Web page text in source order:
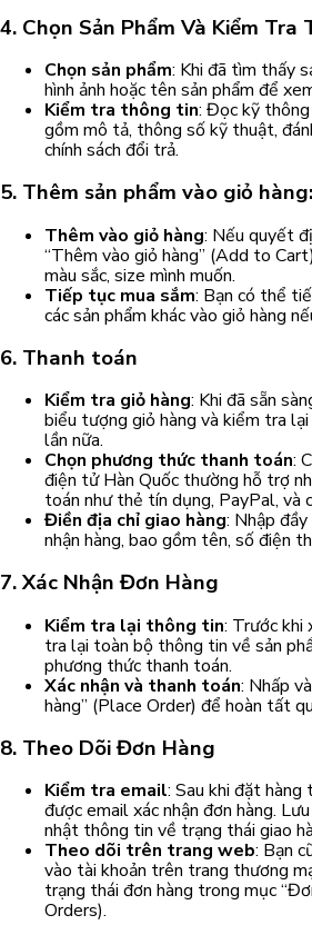
4. Chọn Sản Phẩm Và Kiểm Tra
Chọn sản phẩm: Khi đã tìm thấy
hình ảnh hoặc tên sản phẩm để
Kiểm tra thông tin: Đọc kỹ
gồm mô tả, thông số kỹ thuật,
chính sách đổi trả.
5. Thêm sản phẩm vào giỏ hàng:
Thêm vào giỏ hàng: Nếu quyết
“Thêm vào giỏ hàng” (Add to
màu sắc, size mình muốn.
Tiếp tục mua sắm: Bạn có thể
các sản phẩm khác vào giỏ hàng
6. Thanh toán
Kiểm tra giỏ hàng: Khi đã sẵn
biểu tượng giỏ hàng và kiểm tra lại
lần nữa.
Chọn phương thức thanh toán:
điện tử Hàn Quốc thường hỗ trợ
toán như thẻ tín dụng, PayPal, và
Điền địa chỉ giao hàng: Nhập
nhận hàng, bao gồm tên, số điện
7.Xác Nhận Đơn Hàng
Kiểm tra lại thông tin: Trước khi
tra lại toàn bộ thông tin về sản
phương thức thanh toán.
Xác nhận và thanh toán: Nhấp
hàng” (Place Order) để hoàn tất
8. Theo Dõi Đơn Hàng
Kiểm tra email: Sau khi đặt hàng
được email xác nhận đơn hàng.
nhật thông tin về trạng thái giao
Theo dõi trên trang web: Bạn
vào tài khoản trên trang thương
trạng thái đơn hàng trong mục
Orders).